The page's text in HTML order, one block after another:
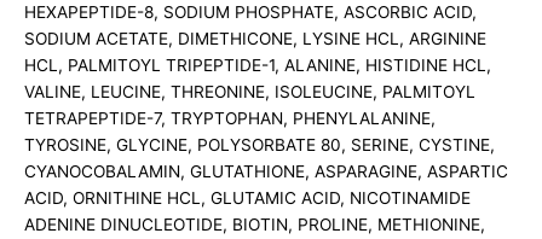
HEXAPEPTIDE-8, SODIUM PHOSPHATE, ASCORBIC ACID,
SODIUM ACETATE, DIMETHICONE, LYSINE HCL, ARGININE
HCL, PALMITOYL TRIPEPTIDE-1, ALANINE, HISTIDINE HCL,
VALINE, LEUCINE, THREONINE, ISOLEUCINE, PALMITOYL
TETRAPEPTIDE-7, TRYPTOPHAN, PHENYLALANINE,
TYROSINE, GLYCINE, POLYSORBATE 80, SERINE, CYSTINE,
CYANOCOBALAMIN, GLUTATHIONE, ASPARAGINE, ASPARTIC
ACID, ORNITHINE HCL, GLUTAMIC ACID, NICOTINAMIDE
ADENINE DINUCLEOTIDE, BIOTIN, PROLINE, METHIONINE,